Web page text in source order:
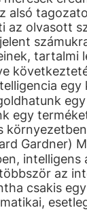
alsó
az olvasott
tartalmi
egy
egy
Gardner)
intelligens
az
csakis